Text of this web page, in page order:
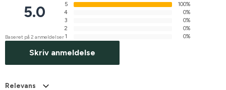
5.0
Baseret på 2 anmeldelser
5
100%
4
0%
3
0%
2
0%
1
0%
Skriv anmeldelse
Relevans